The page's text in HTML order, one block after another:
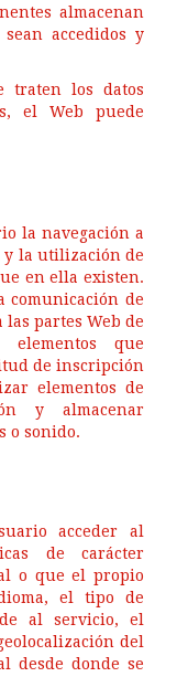
almacenan
accedidos y
traten los datos
el Web puede
la navegación a
y la utilización de
en ella existen.
comunicación de
partes Web de
elementos que
de inscripción
elementos de
y almacenar
o sonido.
acceder al
de carácter
o que el propio
el tipo de
al servicio, el
del
desde donde se